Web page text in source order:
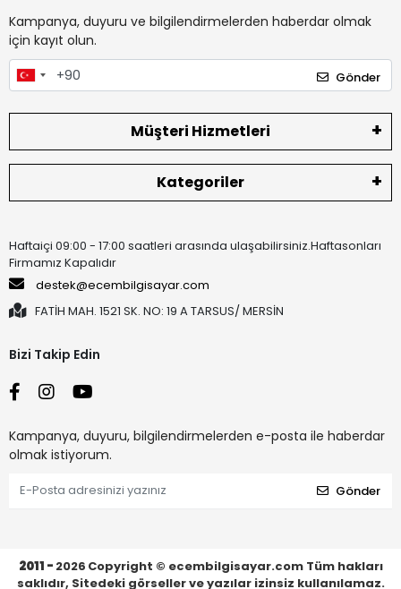
Kampanya, duyuru ve bilgilendirmelerden haberdar olmak
için kayıt olun.
Gönder
Müşteri Hizmetleri
Kategoriler
Haftaiçi 09:00 - 17:00 saatleri arasında ulaşabilirsiniz.Haftasonları
Firmamız Kapalıdır
destek@ecembilgisayar.com
FATİH MAH. 1521 SK. NO: 19 A TARSUS/ MERSİN
Bizi Takip Edin
Kampanya, duyuru, bilgilendirmelerden e-posta ile haberdar
olmak istiyorum.
Gönder
2011 - 2026 Copyright © ecembilgisayar.com Tüm hakları
saklıdır, Sitedeki görseller ve yazılar izinsiz kullanılamaz.